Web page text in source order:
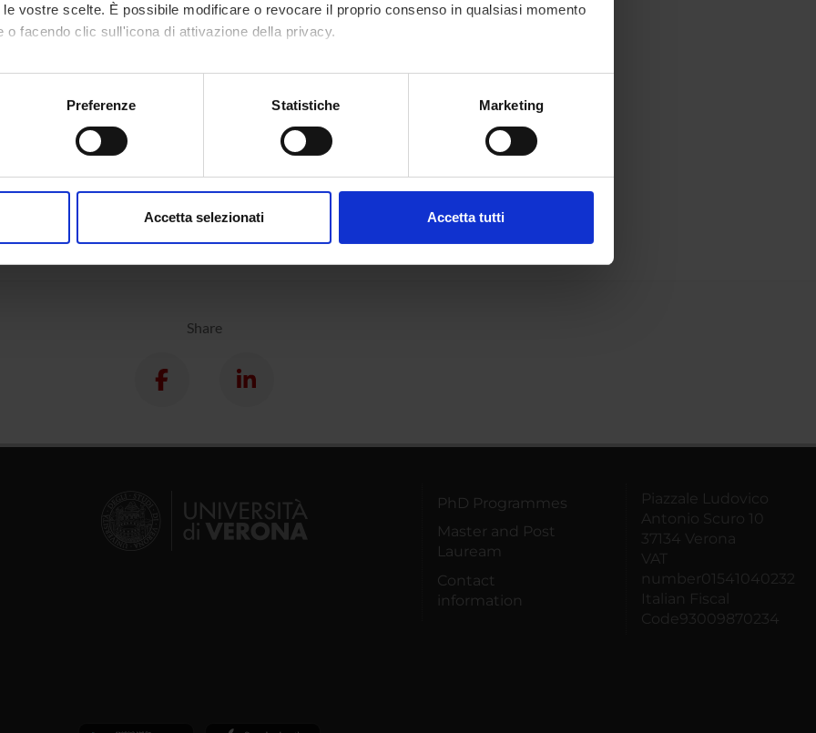
vostre scelte. È possibile modificare o revocare il proprio consenso in qualsiasi momento
o facendo clic sull'icona di attivazione della privacy.
anche:
sulla tua posizione geografica, con un'approssimazione di qualche metro,
in qualsiasi momento dalla Dichiarazione sui cookie.
Preferenze Statistiche Marketing
Accetta selezionati Accetta tutti
Share
PhD Programmes
Master and Post
Lauream
Contact
information
Piazzale Ludovico
Antonio Scuro 10
37134 Verona
VAT
number01541040232
Italian Fiscal
Code93009870234